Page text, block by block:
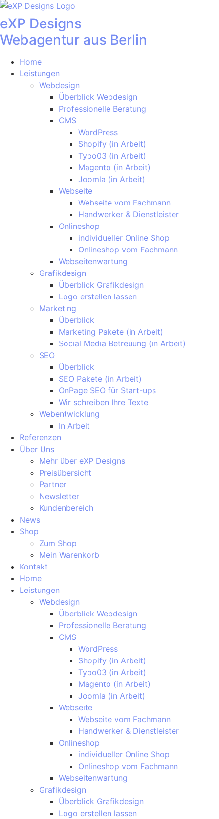
Zum
Inhalt
springen
eXP Designs
Webagentur aus Berlin
Home
Leistungen
Webdesign
Überblick Webdesign
Professionelle Beratung
CMS
WordPress
Shopify (in Arbeit)
Typo03 (in Arbeit)
Magento (in Arbeit)
Joomla (in Arbeit)
Webseite
Webseite vom Fachmann
Handwerker & Dienstleister
Onlineshop
individueller Online Shop
Onlineshop vom Fachmann
Webseitenwartung
Grafikdesign
Überblick Grafikdesign
Logo erstellen lassen
Marketing
Überblick
Marketing Pakete (in Arbeit)
Social Media Betreuung (in Arbeit)
SEO
Überblick
SEO Pakete (in Arbeit)
OnPage SEO für Start-ups
Wir schreiben Ihre Texte
Webentwicklung
In Arbeit
Referenzen
Über Uns
Mehr über eXP Designs
Preisübersicht
Partner
Newsletter
Kundenbereich
News
Shop
Zum Shop
Mein Warenkorb
Kontakt
Home
Leistungen
Webdesign
Überblick Webdesign
Professionelle Beratung
CMS
WordPress
Shopify (in Arbeit)
Typo03 (in Arbeit)
Magento (in Arbeit)
Joomla (in Arbeit)
Webseite
Webseite vom Fachmann
Handwerker & Dienstleister
Onlineshop
individueller Online Shop
Onlineshop vom Fachmann
Webseitenwartung
Grafikdesign
Überblick Grafikdesign
Logo erstellen lassen